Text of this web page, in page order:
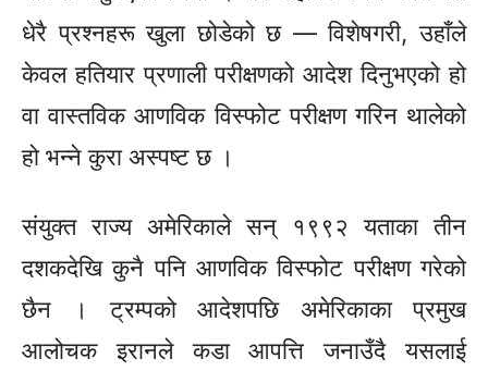
धेरै प्रश्नहरू खुला छोडेको छ — विशेषगरी, उहाँले
केवल हतियार प्रणाली परीक्षणको आदेश दिनुभएको हो
वा वास्तविक आणविक विस्फोट परीक्षण गरिन थालेको
हो भन्ने कुरा अस्पष्ट छ ।
संयुक्त राज्य अमेरिकाले सन् १९९२ यताका तीन
दशकदेखि कुनै पनि आणविक विस्फोट परीक्षण गरेको
छैन । ट्रम्पको आदेशपछि अमेरिकाका प्रमुख
आलोचक इरानले कडा आपत्ति जनाउँदै यसलाई